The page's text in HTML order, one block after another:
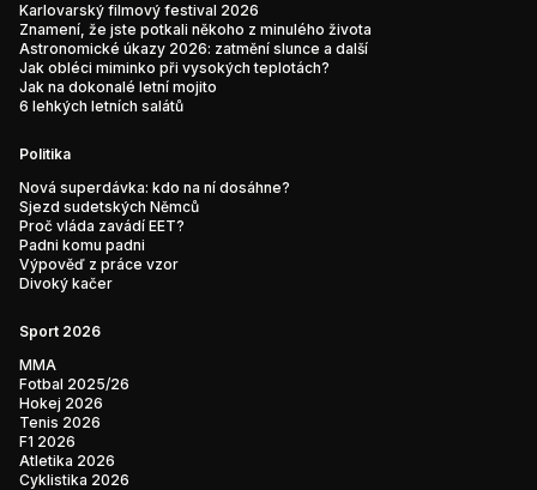
Karlovarský filmový festival 2026
Znamení, že jste potkali někoho z minulého života
Astronomické úkazy 2026: zatmění slunce a další
Jak obléci miminko při vysokých teplotách?
Jak na dokonalé letní mojito
6 lehkých letních salátů
Politika
Nová superdávka: kdo na ní dosáhne?
Sjezd sudetských Němců
Proč vláda zavádí EET?
Padni komu padni
Výpověď z práce vzor
Divoký kačer
Sport 2026
MMA
Fotbal 2025/26
Hokej 2026
Tenis 2026
F1 2026
Atletika 2026
Cyklistika 2026